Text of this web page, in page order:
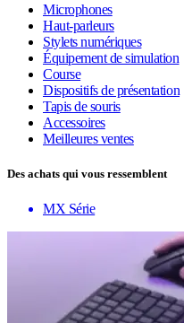
Microphones
Haut-parleurs
Stylets numériques
Équipement de simulation
Course
Dispositifs de présentation
Tapis de souris
Accessoires
Meilleures ventes
Des achats qui vous ressemblent
MX Série